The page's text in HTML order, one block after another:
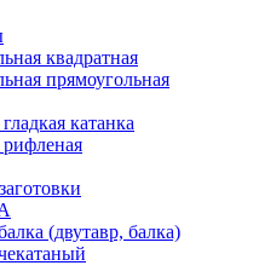
квадратная
прямоугольная
катанка
(двутавр, балка)